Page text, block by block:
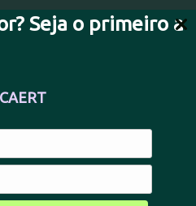
Seja o primeiro a